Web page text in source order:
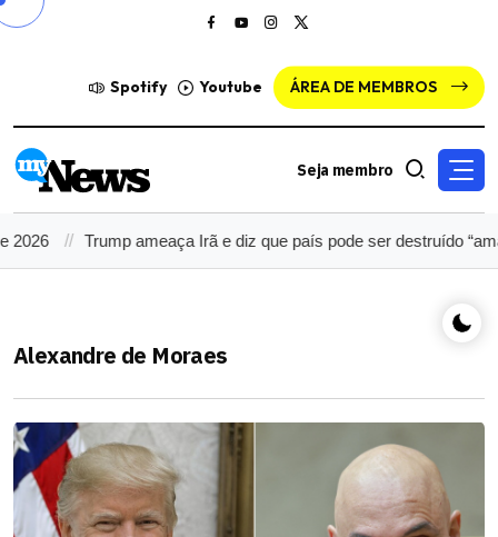
Spotify Youtube ÁREA DE MEMBROS
Seja membro
Irã e diz que país pode ser destruído “amanhã”
Alexandre de Moraes